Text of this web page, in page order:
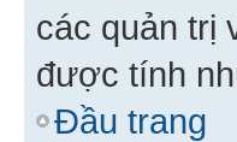
các quản trị
được tính
Đầu trang